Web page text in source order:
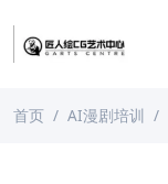
首页 AI漫剧培训